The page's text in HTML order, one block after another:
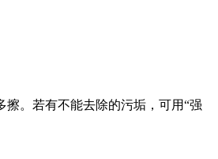
擦。若有不能去除的污垢，可用“强